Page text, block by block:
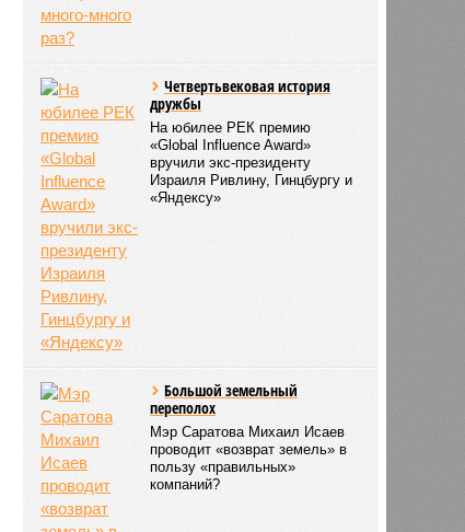
Четвертьвековая история
дружбы
На юбилее РЕК премию
«Global Influence Award»
вручили экс-президенту
Израиля Ривлину, Гинцбургу и
«Яндексу»
Большой земельный
переполох
Мэр Саратова Михаил Исаев
проводит «возврат земель» в
пользу «правильных»
компаний?